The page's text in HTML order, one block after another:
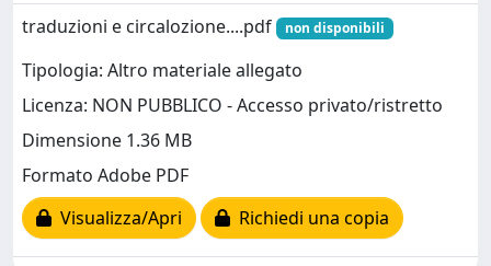
traduzioni e circalozione....pdf
non disponibili
Tipologia: Altro materiale allegato
Licenza: NON PUBBLICO - Accesso privato/ristretto
Dimensione 1.36 MB
Formato Adobe PDF
Visualizza/Apri
Richiedi una copia